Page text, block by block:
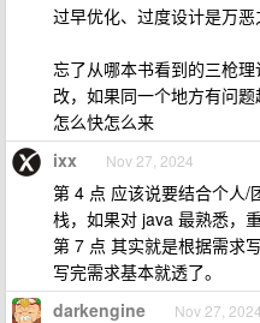
过早优化、过度设计是万恶
忘了从哪本书看到的三枪
改，如果同一个地方有问
怎么快怎么来
ixx Nov 27, 2024
第 4 点 应该说要结合个人/
栈，如果对 java 最熟悉，
第 7 点 其实就是根据需求
写完需求基本就透了。
darkengine Nov 27, 2024